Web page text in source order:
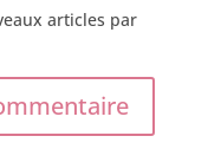
articles par